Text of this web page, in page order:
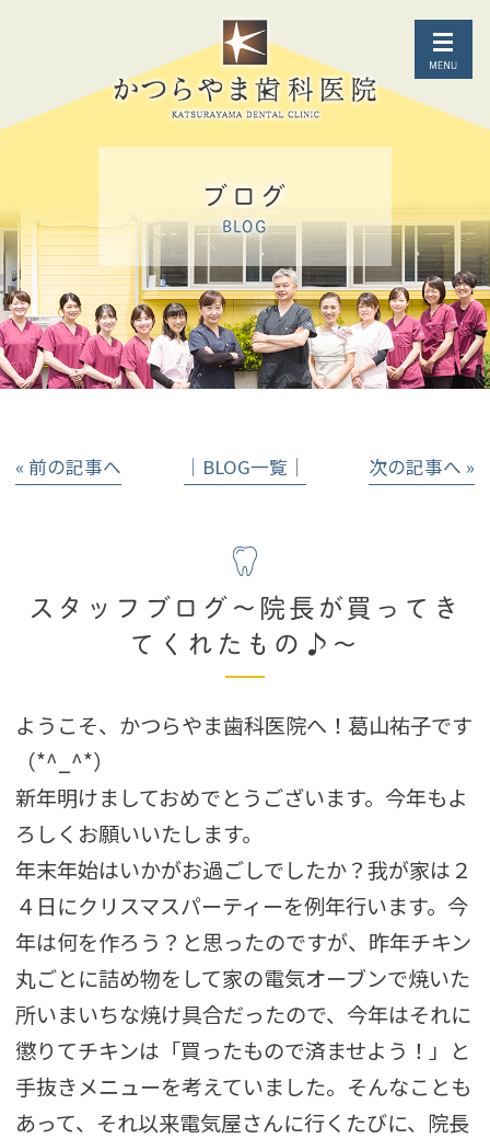
ブログ
BLOG
« 前の記事へ │BLOG一覧│ 次の記事へ »
スタッフブログ～院長が買ってき
てくれたもの♪～
ようこそ、かつらやま歯科医院へ！葛山祐子です
（*^_^*）
新年明けましておめでとうございます。今年もよ
ろしくお願いいたします。
年末年始はいかがお過ごしでしたか？我が家は２
４日にクリスマスパーティーを例年行います。今
年は何を作ろう？と思ったのですが、昨年チキン
丸ごとに詰め物をして家の電気オーブンで焼いた
所いまいちな焼け具合だったので、今年はそれに
懲りてチキンは「買ったもので済ませよう！」と
手抜きメニューを考えていました。そんなことも
あって、それ以来電気屋さんに行くたびに、院長